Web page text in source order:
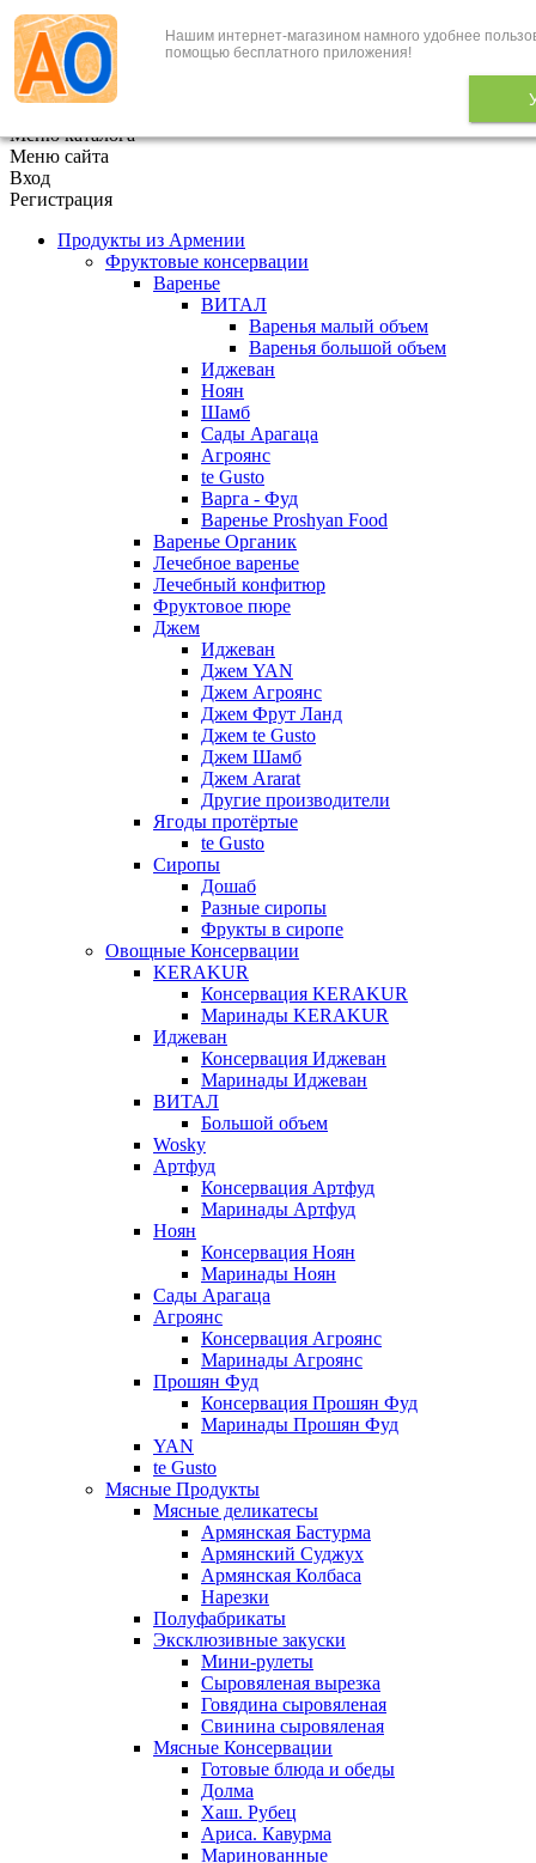
Нашим интернет-магазином намного удобнее
помощью бесплатного приложения!
+7 (495) 646-888-1
В корзине 0 товаров
Меню каталога
Меню сайта
Вход
Регистрация
Продукты из Армении
Фруктовые консервации
Варенье
ВИТАЛ
Варенья малый объем
Варенья большой объем
Иджеван
Ноян
Шамб
Сады Арагаца
Агроянс
te Gusto
Варга - Фуд
Варенье Proshyan Food
Варенье Органик
Лечебное варенье
Лечебный конфитюр
Фруктовое пюре
Джем
Иджеван
Джем YAN
Джем Агроянс
Джем Фрут Ланд
Джем te Gusto
Джем Шамб
Джем Ararat
Другие производители
Ягоды протёртые
te Gusto
Сиропы
Дошаб
Разные сиропы
Фрукты в сиропе
Овощные Консервации
KERAKUR
Консервация KERAKUR
Маринады KERAKUR
Иджеван
Консервация Иджеван
Маринады Иджеван
ВИТАЛ
Большой объем
Wosky
Артфуд
Консервация Артфуд
Маринады Артфуд
Ноян
Консервация Ноян
Маринады Ноян
Сады Арагаца
Агроянс
Консервация Агроянс
Маринады Агроянс
Прошян Фуд
Консервация Прошян Фуд
Маринады Прошян Фуд
YAN
te Gusto
Мясные Продукты
Мясные деликатесы
Армянская Бастурма
Армянский Суджух
Армянская Колбаса
Нарезки
Полуфабрикаты
Эксклюзивные закуски
Мини-рулеты
Сыровяленая вырезка
Говядина сыровяленая
Свинина сыровяленая
Мясные Консервации
Готовые блюда и обеды
Долма
Хаш. Рубец
Ариса. Кавурма
Маринованные